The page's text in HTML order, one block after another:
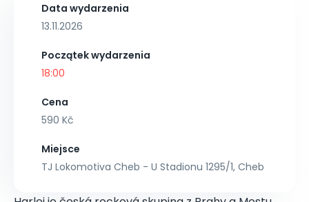
Data wydarzenia
13.11.2026
Początek wydarzenia
18:00
Cena
590 Kč
Miejsce
TJ Lokomotiva Cheb - U Stadionu 1295/1, Cheb